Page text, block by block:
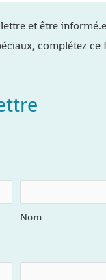
et être
complétez ce
Nom